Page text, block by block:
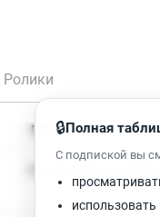
Ролики
Просмотров
🔒Полная
С подпиской вы